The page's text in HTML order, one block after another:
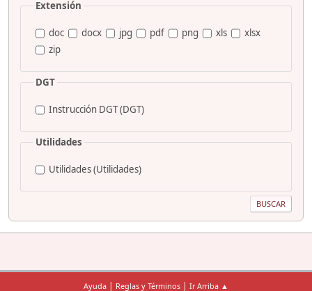
Extensión
doc docx jpg pdf png xls
xlsx
zip
DGT
Instrucción DGT (DGT)
Utilidades
Utilidades (Utilidades)
Ayuda | Reglas y Términos | Ir Arriba ▲